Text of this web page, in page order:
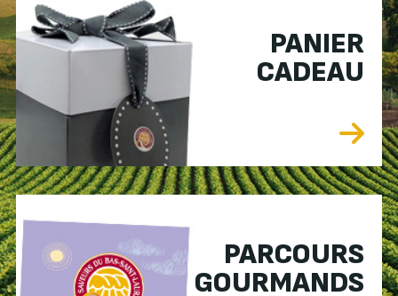
PANIER
CADEAU
PARCOURS
GOURMANDS